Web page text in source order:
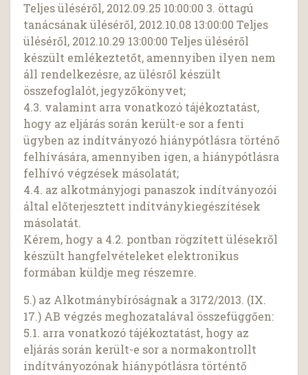
Teljes üléséről, 2012.09.25 10:00:00 3. öttagú
tanácsának üléséről, 2012.10.08 13:00:00 Teljes
üléséről, 2012.10.29 13:00:00 Teljes üléséről
készült emlékeztetőt, amennyiben ilyen nem
áll rendelkezésre, az ülésről készült
összefoglalót, jegyzőkönyvet;
4.3. valamint arra vonatkozó tájékoztatást,
hogy az eljárás során került-e sor a fenti
ügyben az indítványozó hiánypótlásra történő
felhívására, amennyiben igen, a hiánypótlásra
felhívó végzések másolatát;
4.4. az alkotmányjogi panaszok indítványozói
által előterjesztett indítványkiegészítések
másolatát.
Kérem, hogy a 4.2. pontban rögzített ülésekről
készült hangfelvételeket elektronikus
formában küldje meg részemre.
5.) az Alkotmánybíróságnak a 3172/2013. (IX.
17.) AB végzés meghozatalával összefüggően:
5.1. arra vonatkozó tájékoztatást, hogy az
eljárás során került-e sor a normakontrollt
indítványozónak hiánypótlásra történtő